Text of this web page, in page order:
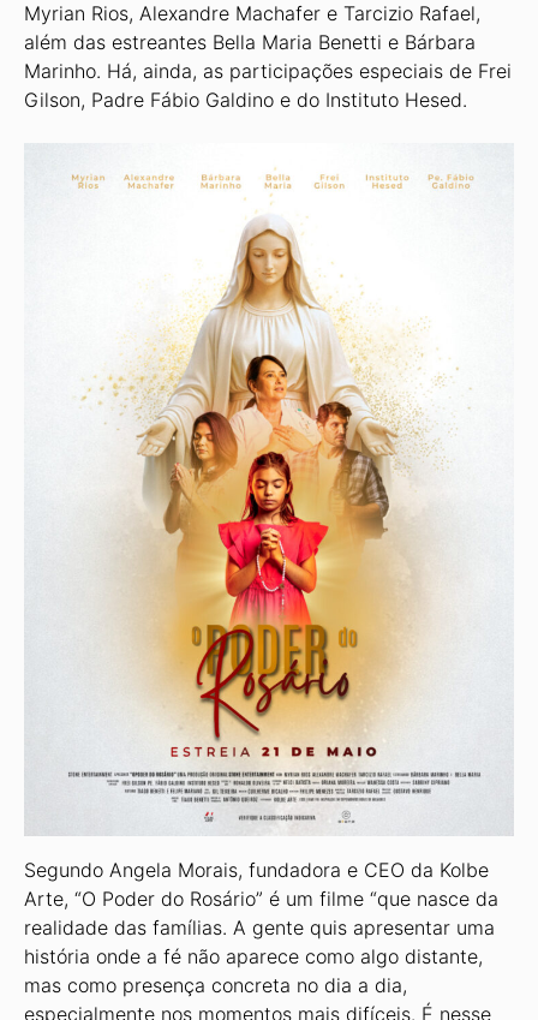
Myrian Rios, Alexandre Machafer e Tarcizio Rafael,
além das estreantes Bella Maria Benetti e Bárbara
Marinho. Há, ainda, as participações especiais de Frei
Gilson, Padre Fábio Galdino e do Instituto Hesed.
Segundo Angela Morais, fundadora e CEO da Kolbe
Arte, “O Poder do Rosário” é um filme “que nasce da
realidade das famílias. A gente quis apresentar uma
história onde a fé não aparece como algo distante,
mas como presença concreta no dia a dia,
especialmente nos momentos mais difíceis. É nesse